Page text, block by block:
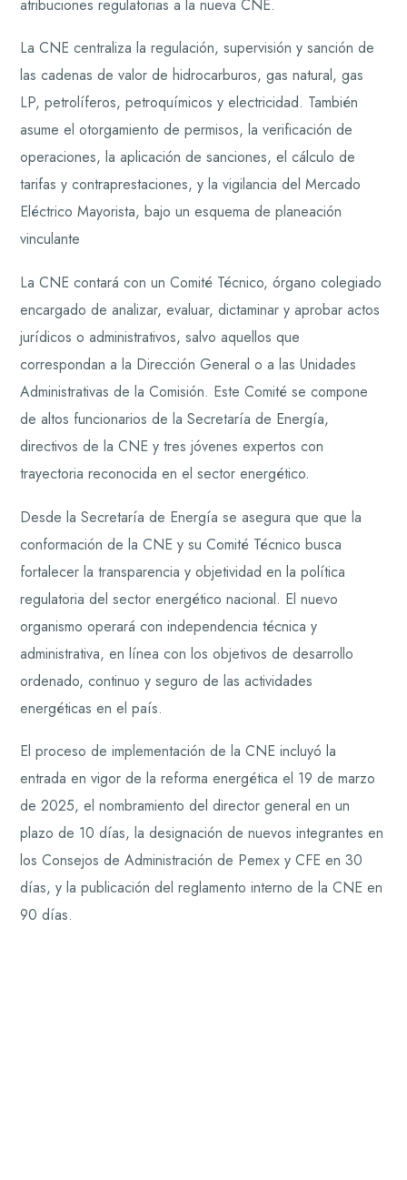
atribuciones regulatorias a la nueva CNE.
La CNE centraliza la regulación, supervisión y sanción de
las cadenas de valor de hidrocarburos, gas natural, gas
LP, petrolíferos, petroquímicos y electricidad. También
asume el otorgamiento de permisos, la verificación de
operaciones, la aplicación de sanciones, el cálculo de
tarifas y contraprestaciones, y la vigilancia del Mercado
Eléctrico Mayorista, bajo un esquema de planeación
vinculante
La CNE contará con un Comité Técnico, órgano colegiado
encargado de analizar, evaluar, dictaminar y aprobar actos
jurídicos o administrativos, salvo aquellos que
correspondan a la Dirección General o a las Unidades
Administrativas de la Comisión. Este Comité se compone
de altos funcionarios de la Secretaría de Energía,
directivos de la CNE y tres jóvenes expertos con
trayectoria reconocida en el sector energético.
Desde la Secretaría de Energía se asegura que que la
conformación de la CNE y su Comité Técnico busca
fortalecer la transparencia y objetividad en la política
regulatoria del sector energético nacional. El nuevo
organismo operará con independencia técnica y
administrativa, en línea con los objetivos de desarrollo
ordenado, continuo y seguro de las actividades
energéticas en el país.
El proceso de implementación de la CNE incluyó la
entrada en vigor de la reforma energética el 19 de marzo
de 2025, el nombramiento del director general en un
plazo de 10 días, la designación de nuevos integrantes en
los Consejos de Administración de Pemex y CFE en 30
días, y la publicación del reglamento interno de la CNE en
90 días.